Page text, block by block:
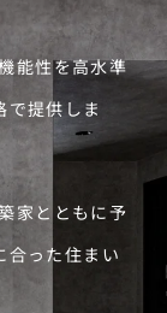
能性を高水準
で提供しま
家とともに予
合った住まい